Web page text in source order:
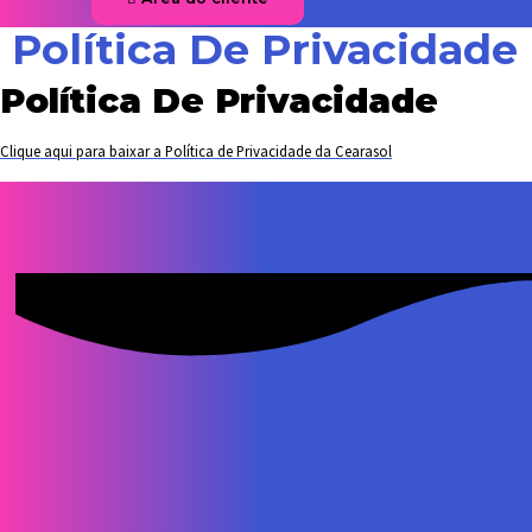
Política De Privacidade
Política De Privacidade
Clique aqui para baixar a Política de Privacidade da Cearasol